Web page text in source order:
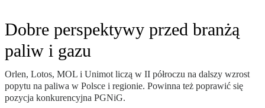
Dobre perspektywy przed branżą
paliw i gazu
Orlen, Lotos, MOL i Unimot liczą w II półroczu na dalszy wzrost
popytu na paliwa w Polsce i regionie. Powinna też poprawić się
pozycja konkurencyjna PGNiG.